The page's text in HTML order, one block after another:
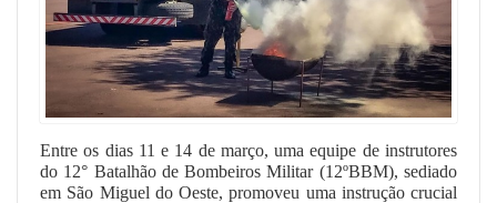
Entre os dias 11 e 14 de março, uma equipe de instrutores
do 12° Batalhão de Bombeiros Militar (12ºBBM), sediado
em São Miguel do Oeste, promoveu uma instrução crucial